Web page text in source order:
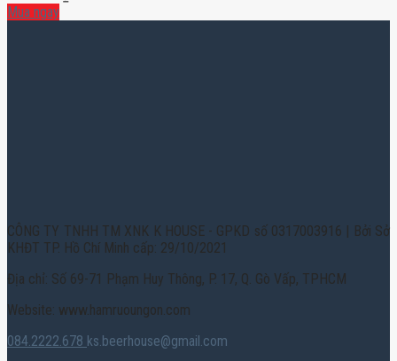
Mua ngay
CÔNG TY TNHH TM XNK K HOUSE - GPKD số 0317003916 | Bởi Sở
KHĐT TP. Hồ Chí Minh cấp: 29/10/2021
Địa chỉ: Số 69-71 Phạm Huy Thông, P. 17, Q. Gò Vấp, TPHCM
Website: www.hamruoungon.com
084.2222.678 ks.beerhouse@gmail.com